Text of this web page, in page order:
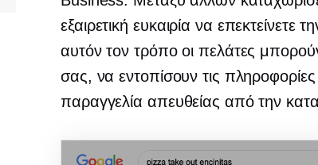
εξαιρετική ευκαιρία να
αυτόν τον τρόπο οι πελάτες
σας, να εντοπίσουν τις
παραγγελία απευθείας από την